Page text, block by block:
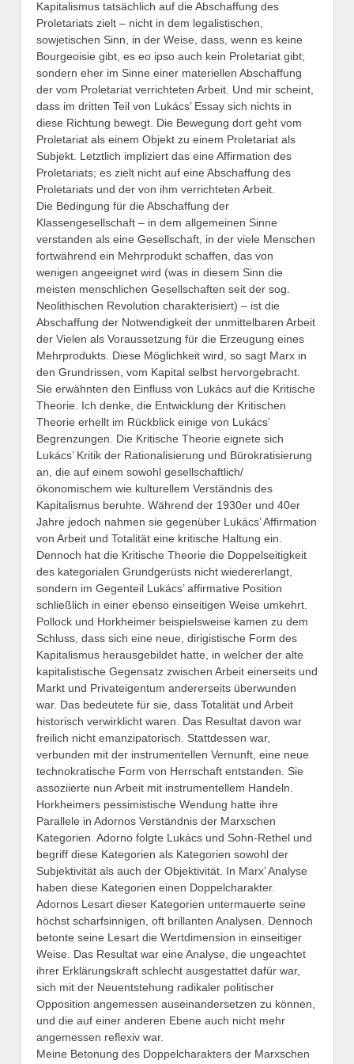
Kapitalismus tatsächlich auf die Abschaffung des
Proletariats zielt – nicht in dem legalistischen,
sowjetischen Sinn, in der Weise, dass, wenn es keine
Bourgeoisie gibt, es eo ipso auch kein Proletariat gibt;
sondern eher im Sinne einer materiellen Abschaffung
der vom Proletariat verrichteten Arbeit. Und mir scheint,
dass im dritten Teil von Lukács’ Essay sich nichts in
diese Richtung bewegt. Die Bewegung dort geht vom
Proletariat als einem Objekt zu einem Proletariat als
Subjekt. Letztlich impliziert das eine Affirmation des
Proletariats; es zielt nicht auf eine Abschaffung des
Proletariats und der von ihm verrichteten Arbeit.
Die Bedingung für die Abschaffung der
Klassengesellschaft – in dem allgemeinen Sinne
verstanden als eine Gesellschaft, in der viele Menschen
fortwährend ein Mehrprodukt schaffen, das von
wenigen angeeignet wird (was in diesem Sinn die
meisten menschlichen Gesellschaften seit der sog.
Neolithischen Revolution charakterisiert) – ist die
Abschaffung der Notwendigkeit der unmittelbaren Arbeit
der Vielen als Voraussetzung für die Erzeugung eines
Mehrprodukts. Diese Möglichkeit wird, so sagt Marx in
den Grundrissen, vom Kapital selbst hervorgebracht.
Sie erwähnten den Einfluss von Lukács auf die Kritische
Theorie. Ich denke, die Entwicklung der Kritischen
Theorie erhellt im Rückblick einige von Lukács’
Begrenzungen. Die Kritische Theorie eignete sich
Lukács’ Kritik der Rationalisierung und Bürokratisierung
an, die auf einem sowohl gesellschaftlich/
ökonomischem wie kulturellem Verständnis des
Kapitalismus beruhte. Während der 1930er und 40er
Jahre jedoch nahmen sie gegenüber Lukács’ Affirmation
von Arbeit und Totalität eine kritische Haltung ein.
Dennoch hat die Kritische Theorie die Doppelseitigkeit
des kategorialen Grundgerüsts nicht wiedererlangt,
sondern im Gegenteil Lukács’ affirmative Position
schließlich in einer ebenso einseitigen Weise umkehrt.
Pollock und Horkheimer beispielsweise kamen zu dem
Schluss, dass sich eine neue, dirigistische Form des
Kapitalismus herausgebildet hatte, in welcher der alte
kapitalistische Gegensatz zwischen Arbeit einerseits und
Markt und Privateigentum andererseits überwunden
war. Das bedeutete für sie, dass Totalität und Arbeit
historisch verwirklicht waren. Das Resultat davon war
freilich nicht emanzipatorisch. Stattdessen war,
verbunden mit der instrumentellen Vernunft, eine neue
technokratische Form von Herrschaft entstanden. Sie
assoziierte nun Arbeit mit instrumentellem Handeln.
Horkheimers pessimistische Wendung hatte ihre
Parallele in Adornos Verständnis der Marxschen
Kategorien. Adorno folgte Lukács und Sohn-Rethel und
begriff diese Kategorien als Kategorien sowohl der
Subjektivität als auch der Objektivität. In Marx’ Analyse
haben diese Kategorien einen Doppelcharakter.
Adornos Lesart dieser Kategorien untermauerte seine
höchst scharfsinnigen, oft brillanten Analysen. Dennoch
betonte seine Lesart die Wertdimension in einseitiger
Weise. Das Resultat war eine Analyse, die ungeachtet
ihrer Erklärungskraft schlecht ausgestattet dafür war,
sich mit der Neuentstehung radikaler politischer
Opposition angemessen auseinandersetzen zu können,
und die auf einer anderen Ebene auch nicht mehr
angemessen reflexiv war.
Meine Betonung des Doppelcharakters der Marxschen